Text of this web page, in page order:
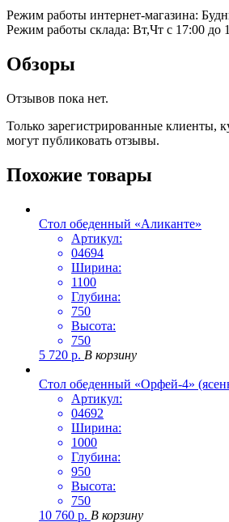
Режим работы интернет-магазина:
Режим работы склада: Вт,Чт с 17:00 до
Обзоры
Отзывов пока нет.
Только зарегистрированные клиенты,
могут публиковать отзывы.
Похожие товары
Стол обеденный «Аликанте»
Артикул:
04694
Ширина:
1100
Глубина:
750
Высота:
750
5 720 р. В корзину
Стол обеденный «Орфей-4»
Артикул:
04692
Ширина:
1000
Глубина:
950
Высота:
750
10 760 р. В корзину